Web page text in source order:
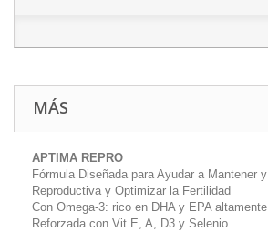
MÁS
APTIMA REPRO
Fórmula Diseñada para Ayudar a Mantener
Reproductiva y Optimizar la Fertilidad
Con Omega-3: rico en DHA y EPA
Reforzada con Vit E, A, D3 y Selenio.